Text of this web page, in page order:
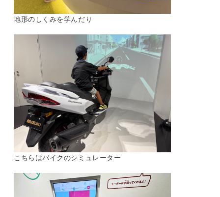
地形のしくみを学んだり
こちらはバイクのシミュレーター